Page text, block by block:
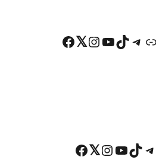
Facebook Twitter Instagram YouTube TikTok Telegram Lien
Facebook Twitter Instagram YouTube TikTok Telegram